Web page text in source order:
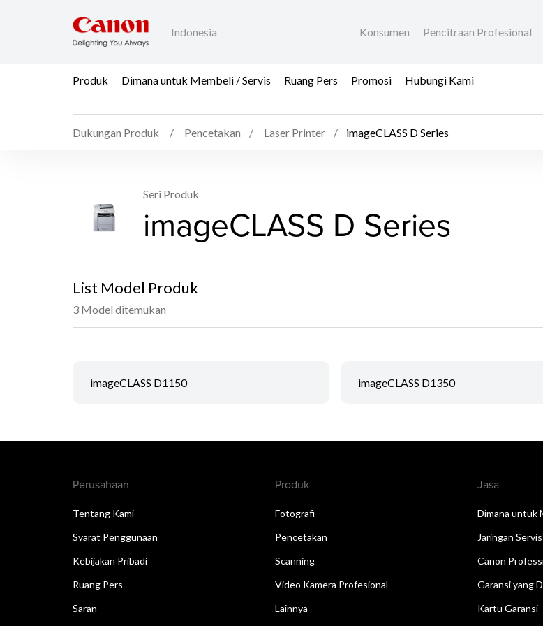
Indonesia Konsumen Pencitraan Profesional
Produk Dimana untuk Membeli / Servis Ruang Pers Promosi Hubungi Kami
Dukungan Produk Pencetakan Laser Printer imageCLASS D Series
Seri Produk
imageCLASS D Series
List Model Produk
3 Model ditemukan
imageCLASS D1150 imageCLASS D1350
Perusahaan
Tentang Kami
Syarat Penggunaan
Kebijakan Pribadi
Ruang Pers
Saran
Produk
Fotografi
Pencetakan
Scanning
Video Kamera Profesional
Lainnya
Jasa
Dimana untuk
Jaringan
Canon
Garansi yang
Kartu Garansi